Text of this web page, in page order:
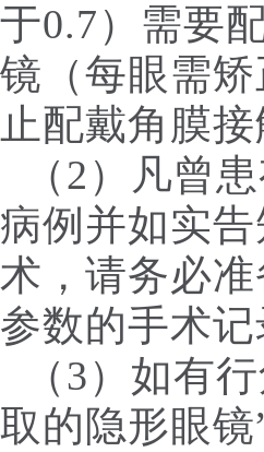
于0.7）需要
镜（每眼需
止配戴角膜
（2）凡曾
病例并如实
术，请务必
参数的手术
（3）如有
取的隐形眼